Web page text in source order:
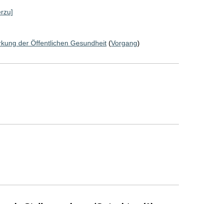
der Öffentlichen Gesundheit(Vorgang)